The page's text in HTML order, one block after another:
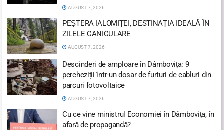
AUGUST 7, 2026
PEȘTERA IALOMIȚEI, DESTINAȚIA IDEALĂ ÎN
ZILELE CANICULARE
AUGUST 7, 2026
Descinderi de amploare în Dâmbovița: 9
percheziții într-un dosar de furturi de cabluri din
parcuri fotovoltaice
AUGUST 7, 2026
Cu ce vine ministrul Economiei în Dâmbovița, în
afară de propagandă?